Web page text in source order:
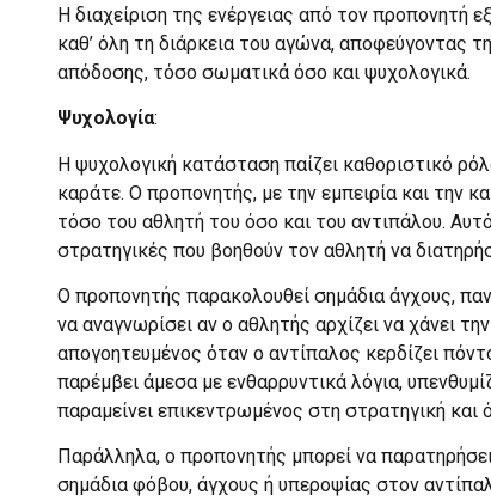
Η διαχείριση της ενέργειας από τον προπονητή
καθ’ όλη τη διάρκεια του αγώνα, αποφεύγοντας
απόδοσης, τόσο σωματικά όσο και ψυχολογικά.
Ψυχολογία:
Η ψυχολογική κατάσταση παίζει καθοριστικό
καράτε. Ο προπονητής, με την εμπειρία και την
τόσο του αθλητή του όσο και του αντιπάλου.
στρατηγικές που βοηθούν τον αθλητή να
Ο προπονητής παρακολουθεί σημάδια άγχους,
να αναγνωρίσει αν ο αθλητής αρχίζει να χάνει
απογοητευμένος όταν ο αντίπαλος κερδίζει
παρέμβει άμεσα με ενθαρρυντικά λόγια,
παραμείνει επικεντρωμένος στη στρατηγική και
Παράλληλα, ο προπονητής μπορεί να
σημάδια φόβου, άγχους ή υπεροψίας στον